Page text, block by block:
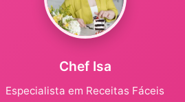
Chef Isa
Especialista em Receitas Fáceis